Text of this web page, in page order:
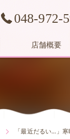
048-972-
店舗概要
「最近だるい…」